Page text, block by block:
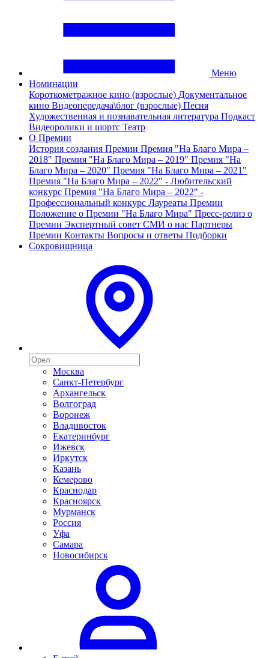
Меню
Номинации
Короткометражное кино (взрослые) Документальное
кино Видеопередача\блог (взрослые) Песня
Художественная и познавательная литература Подкаст
Видеоролики и шортс Театр
О Премии
История создания Премии Премия "На Благо Мира –
2018" Премия "На Благо Мира – 2019" Премия "На
Благо Мира – 2020" Премия "На Благо Мира – 2021"
Премия "На Благо Мира – 2022" - Любительский
конкурс Премия "На Благо Мира – 2022" -
Профессиональный конкурс Лауреаты Премии
Положение о Премии "На Благо Мира" Пресс-релиз о
Премии Экспертный совет СМИ о нас Партнеры
Премии Контакты Вопросы и ответы Подборки
Сокровищница
Москва
Санкт-Петербург
Архангельск
Волгоград
Воронеж
Владивосток
Екатеринбург
Ижевск
Иркутск
Казань
Кемерово
Краснодар
Красноярск
Мурманск
Россия
Уфа
Самара
Новосибирск